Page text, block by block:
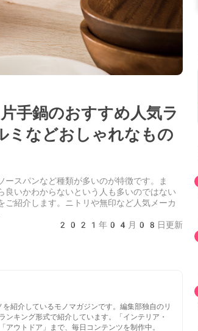
手鍋のおすすめ人気ラ
などおしゃれなもの
スパンなど種類が多いのが特徴です。ま
いかわからないという人も多いのではない
紹介します。ニトリや無印など人気メーカ
2021年04月08日更新
紹介しているモノマガジンです。編集部独自のリ
キング形式で紹介しています。「インテリア・
ウトドア」まで、毎日コンテンツを制作中。